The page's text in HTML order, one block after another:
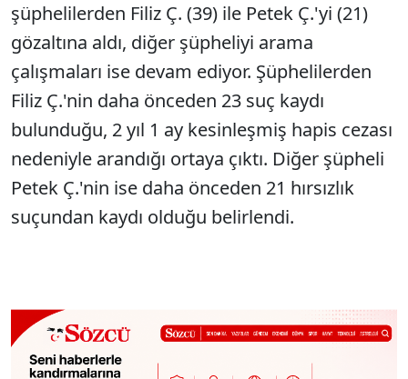
şüphelilerden Filiz Ç. (39) ile Petek Ç.'yi (21)
gözaltına aldı, diğer şüpheliyi arama
çalışmaları ise devam ediyor. Şüphelilerden
Filiz Ç.'nin daha önceden 23 suç kaydı
bulunduğu, 2 yıl 1 ay kesinleşmiş hapis cezası
nedeniyle arandığı ortaya çıktı. Diğer şüpheli
Petek Ç.'nin ise daha önceden 21 hırsızlık
suçundan kaydı olduğu belirlendi.